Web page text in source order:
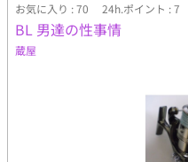
お気に入り : 70 24h.ポイント : 7
BL 男達の性事情
蔵屋